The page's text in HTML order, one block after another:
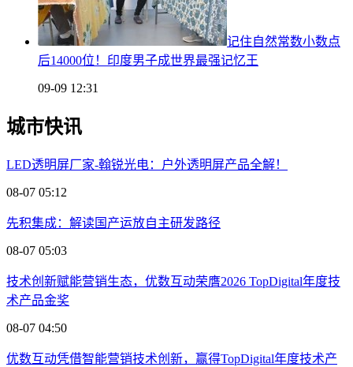
记住自然常数小数点
后14000位！印度男子成世界最强记忆王
09-09 12:31
城市快讯
LED透明屏厂家-翰锐光电：户外透明屏产品全解！
08-07 05:12
先积集成：解读国产运放自主研发路径
08-07 05:03
技术创新赋能营销生态，优数互动荣膺2026 TopDigital年度技
术产品金奖
08-07 04:50
优数互动凭借智能营销技术创新，赢得TopDigital年度技术产